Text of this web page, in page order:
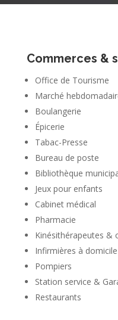
Commerces &
Office de Tourisme
Marché
Boulangerie
Épicerie
Tabac-Presse
Bureau de poste
Bibliothèque
Jeux pour enfants
Cabinet médical
Pharmacie
Kinésithérapeutes &
Infirmières à domicile
Pompiers
Station service &
Restaurants